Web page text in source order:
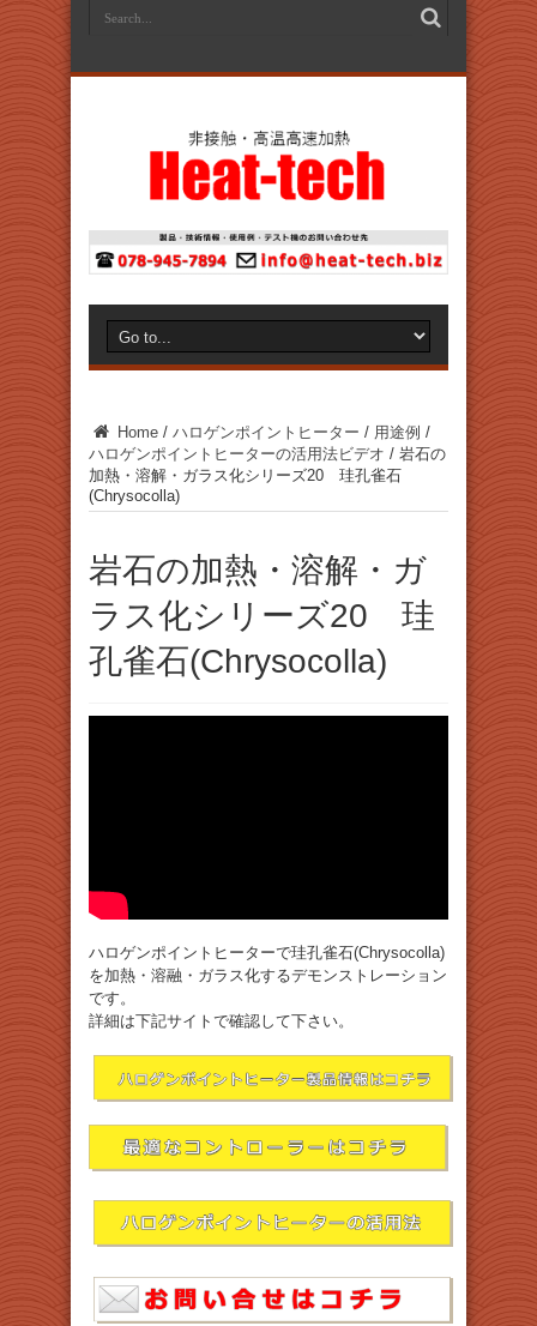
Home / ハロゲンポイントヒーター / 用途例 /
ハロゲンポイントヒーターの活用法ビデオ / 岩石の
加熱・溶解・ガラス化シリーズ20 珪孔雀石
(Chrysocolla)
岩石の加熱・溶解・ガ
ラス化シリーズ20 珪
孔雀石(Chrysocolla)
ハロゲンポイントヒーターで珪孔雀石(Chrysocolla)
を加熱・溶融・ガラス化するデモンストレーション
です。
詳細は下記サイトで確認して下さい。